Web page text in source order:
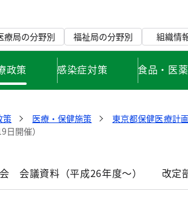
療局の分野別 福祉局の分野別 組織情
政策 感染症対策 食品・医
策 医療・保健施策 東京都保健医療計
開催）
会議資料（平成26年度～） 改定